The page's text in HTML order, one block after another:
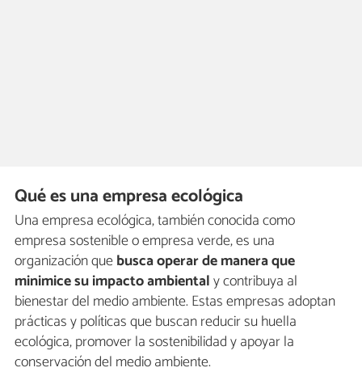
Qué es una empresa ecológica
Una empresa ecológica, también conocida como
empresa sostenible o empresa verde, es una
organización quebusca operar de manera que
minimice su impacto ambientaly contribuya al
bienestar del medio ambiente. Estas empresas adoptan
prácticas y políticas que buscan reducir su huella
ecológica, promover la sostenibilidad y apoyar la
conservación del medio ambiente.